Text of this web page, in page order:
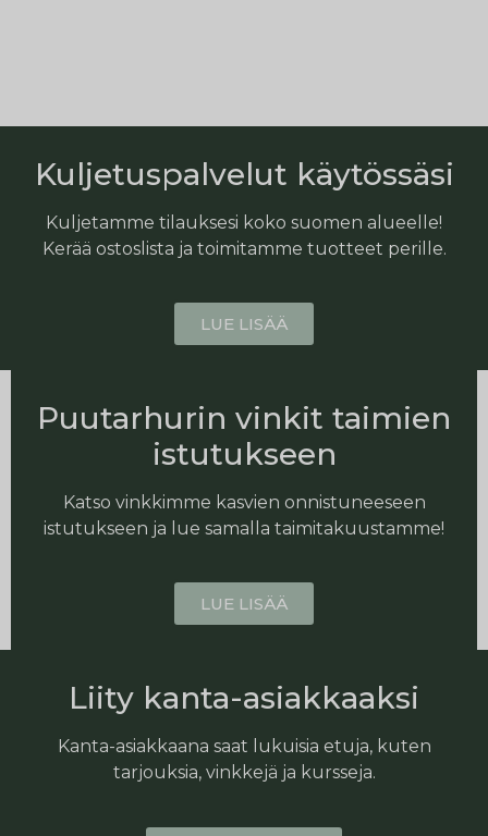
Kuljetuspalvelut käytössäsi
Kuljetamme tilauksesi koko suomen alueelle!
Kerää ostoslista ja toimitamme tuotteet perille.
LUE LISÄÄ
Puutarhurin vinkit taimien
istutukseen
Katso vinkkimme kasvien onnistuneeseen
istutukseen ja lue samalla taimitakuustamme!
LUE LISÄÄ
Liity kanta-asiakkaaksi
Kanta-asiakkaana saat lukuisia etuja, kuten
tarjouksia, vinkkejä ja kursseja.